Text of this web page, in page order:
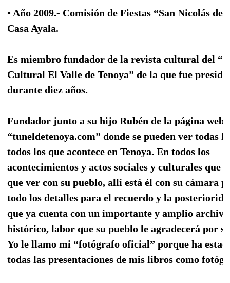
• Año 2009.- Comisión de Fiestas “San Nicolás de
Casa Ayala.
Es miembro fundador de la revista cultural del
Cultural El Valle de Tenoya” de la que fue
durante diez años.
Fundador junto a su hijo Rubén de la página web
“tuneldetenoya.com” donde se pueden ver todas
todos los que acontece en Tenoya. En todos los
acontecimientos y actos sociales y culturales que
que ver con su pueblo, allí está él con su cámara
todo los detalles para el recuerdo y la
que ya cuenta con un importante y amplio archivo
histórico, labor que su pueblo le agradecerá por
Yo le llamo mi “fotógrafo oficial” porque ha
todas las presentaciones de mis libros como